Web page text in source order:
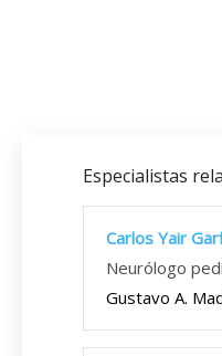
Especialistas
Carlos Yair
Neurólogo
Gustavo A.